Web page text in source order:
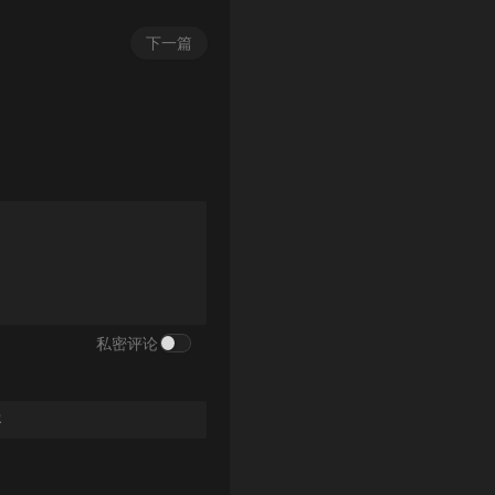
下一篇
私密评论